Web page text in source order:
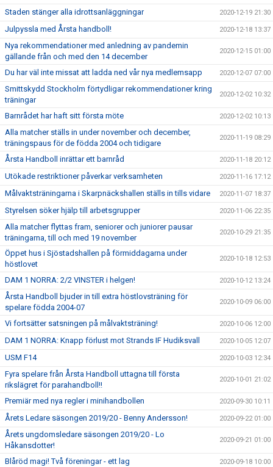
Staden stänger alla idrottsanläggningar 2020-12-19 21:30
Julpyssla med Årsta handboll! 2020-12-18 13:37
Nya rekommendationer med anledning av pandemin
gällande från och med den 14 december
2020-12-15 01:00
Du har väl inte missat att ladda ned vår nya medlemsapp 2020-12-07 07:00
Smittskydd Stockholm förtydligar rekommendationer kring
träningar
2020-12-02 10:32
Barnrådet har haft sitt första möte 2020-12-02 10:13
Alla matcher ställs in under november och december,
träningspaus för de födda 2004 och tidigare
2020-11-19 08:29
Årsta Handboll inrättar ett barnråd 2020-11-18 20:12
Utökade restriktioner påverkar verksamheten 2020-11-16 17:12
Målvaktsträningarna i Skarpnäckshallen ställs in tills vidare 2020-11-07 18:37
Styrelsen söker hjälp till arbetsgrupper 2020-11-06 22:35
Alla matcher flyttas fram, seniorer och juniorer pausar
träningarna, till och med 19 november
2020-10-29 21:35
Öppet hus i Sjöstadshallen på förmiddagarna under
höstlovet
2020-10-18 12:53
DAM 1 NORRA: 2/2 VINSTER i helgen! 2020-10-12 13:24
Årsta Handboll bjuder in till extra höstlovsträning för
spelare födda 2004-07
2020-10-09 06:00
Vi fortsätter satsningen på målvaktsträning! 2020-10-06 12:00
DAM 1 NORRA: Knapp förlust mot Strands IF Hudiksvall 2020-10-05 12:07
USM F14 2020-10-03 12:34
Fyra spelare från Årsta Handboll uttagna till första
rikslägret för parahandboll!!
2020-10-01 21:02
Premiär med nya regler i minihandbollen 2020-09-30 10:11
Årets Ledare säsongen 2019/20 - Benny Andersson! 2020-09-22 01:00
Årets ungdomsledare säsongen 2019/20 - Lo
Håkansdotter!
2020-09-21 01:00
Blåröd magi! Två föreningar - ett lag 2020-09-18 10:00